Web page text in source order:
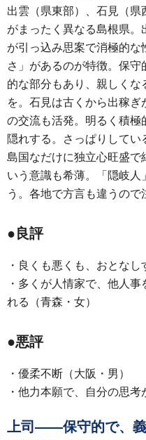
出雲（県東部）、石見（
がまったく異なる島根県
が引っ込み思案で消極的
さ」があるのが特徴。保
的な部分もあり、親しく
を。石見は古くから出稼ぎ
の交流も活発。明るく積極
隠れする。さっぱりして
島国なだけに独立心旺盛で
いう意識も希薄。「隠岐
う。各地で方言も違うので
●良評
・良くも悪くも、おとなし
・多くが人情家で、他人
れる（青森・女）
●悪評
・優柔不断（大阪・男）
・他力本願で、自分の思考
上司――保守的で、義